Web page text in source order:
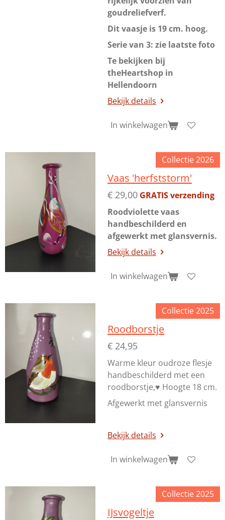
goudreliefverf.
Dit vaasje is 19 cm. hoog.
Serie van 3: zie laatste foto
Te bekijken bij
theHeartshop in
Hellendoorn
Bekijk details
In winkelwagen
Collectie 2026
Vaas 'herfststorm'
€ 29,00 GRATIS verzending
Roodviolette vaas
handbeschilderd en
afgewerkt met glansvernis.
Bekijk details
In winkelwagen
Collectie 2025
Roodborstje
€ 24,95
Warme kleur oudroze flesje
handbeschilderd met een
roodborstje,♥️ Hoogte 18 cm.
Afgewerkt met glansvernis
Bekijk details
In winkelwagen
Collectie 2025
IJsvogeltje